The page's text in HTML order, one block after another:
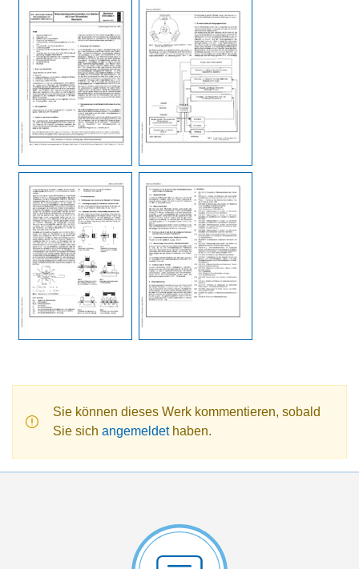
Sie können dieses Werk kommentieren, sobald
Sie sich angemeldethaben.